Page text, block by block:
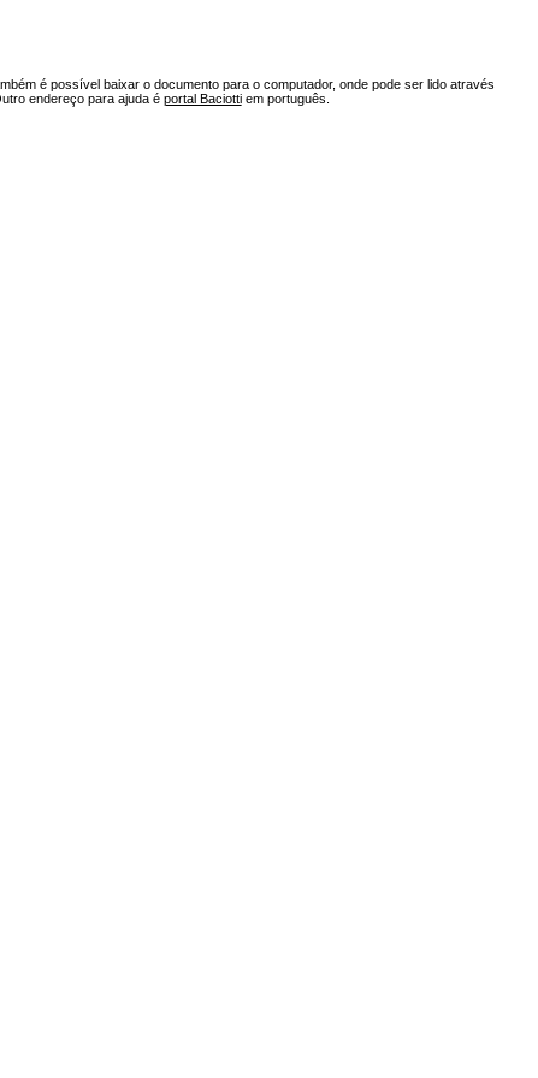
é possível baixar o documento para o computador, onde pode ser lido através
endereço para ajuda é portal Baciottiem português.